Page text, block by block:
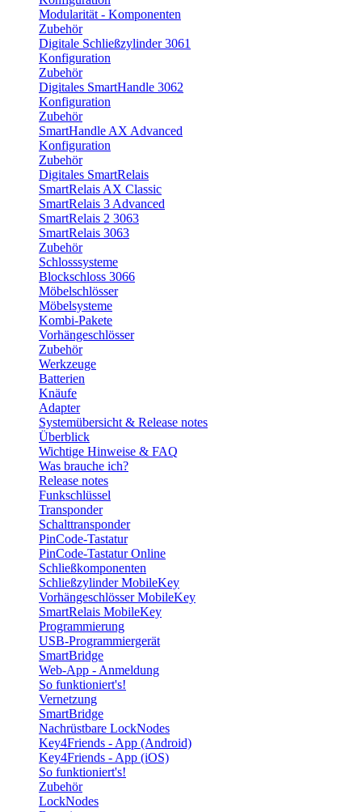
Modularität - Komponenten
Zubehör
Digitale Schließzylinder 3061
Konfiguration
Zubehör
Digitales SmartHandle 3062
Konfiguration
Zubehör
SmartHandle AX Advanced
Konfiguration
Zubehör
Digitales SmartRelais
SmartRelais AX Classic
SmartRelais 3 Advanced
SmartRelais 2 3063
SmartRelais 3063
Zubehör
Schlosssysteme
Blockschloss 3066
Möbelschlösser
Möbelsysteme
Kombi-Pakete
Vorhängeschlösser
Zubehör
Werkzeuge
Batterien
Knäufe
Adapter
Systemübersicht & Release notes
Überblick
Wichtige Hinweise & FAQ
Was brauche ich?
Release notes
Funkschlüssel
Transponder
Schalttransponder
PinCode-Tastatur
PinCode-Tastatur Online
Schließkomponenten
Schließzylinder MobileKey
Vorhängeschlösser MobileKey
SmartRelais MobileKey
Programmierung
USB-Programmiergerät
SmartBridge
Web-App - Anmeldung
So funktioniert's!
Vernetzung
SmartBridge
Nachrüstbare LockNodes
Key4Friends - App (Android)
Key4Friends - App (iOS)
So funktioniert's!
Zubehör
LockNodes